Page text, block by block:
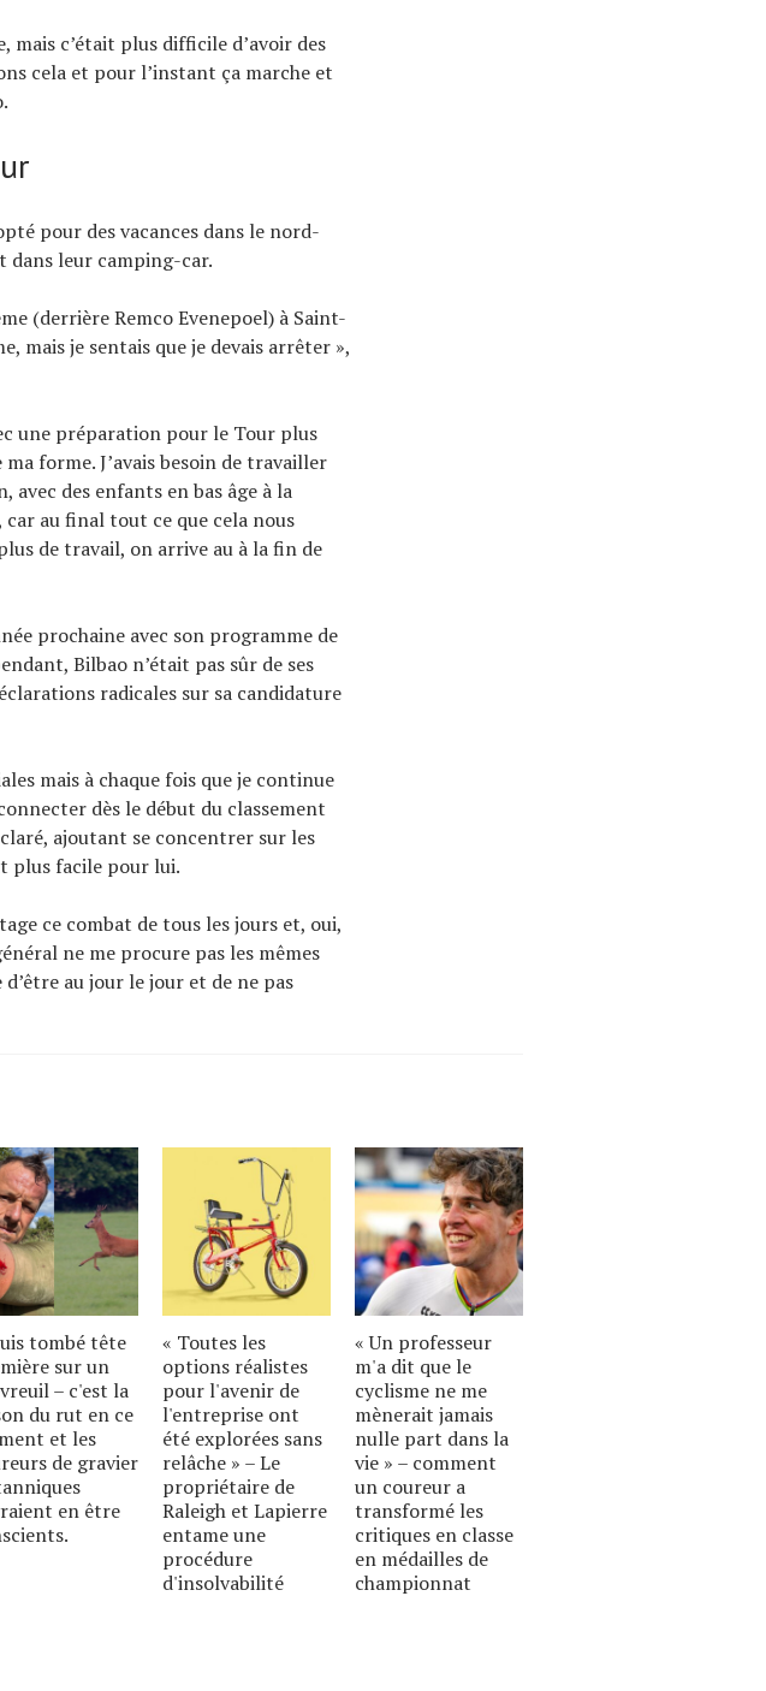
mais c’était plus difficile d’avoir des
cela et pour l’instant ça marche et
pour des vacances dans le nord-
dans leur camping-car.
(derrière Remco Evenepoel) à Saint-
mais je sentais que je devais arrêter »,
une préparation pour le Tour plus
forme. J’avais besoin de travailler
des enfants en bas âge à la
au final tout ce que cela nous
de travail, on arrive au à la fin de
prochaine avec son programme de
Bilbao n’était pas sûr de ses
radicales sur sa candidature
mais à chaque fois que je continue
dès le début du classement
ajoutant se concentrer sur les
plus facile pour lui.
ce combat de tous les jours et, oui,
ne me procure pas les mêmes
au jour le jour et de ne pas
tombé tête
sur un
– c'est la
du rut en ce
et les
de gravier
en être
« Toutes les
options réalistes
pour l'avenir de
l'entreprise ont
été explorées sans
relâche » – Le
propriétaire de
Raleigh et Lapierre
entame une
procédure
d'insolvabilité
« Un professeur
m'a dit que le
cyclisme ne me
mènerait jamais
nulle part dans la
vie » – comment
un coureur a
transformé les
critiques en classe
en médailles de
championnat